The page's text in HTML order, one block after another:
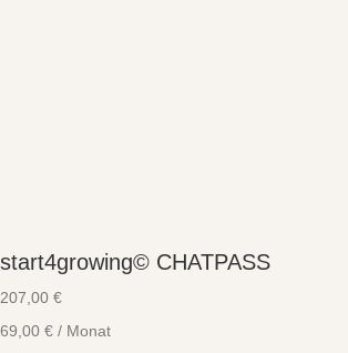
start4growing© CHATPASS
207,00 €
69,00 € / Monat